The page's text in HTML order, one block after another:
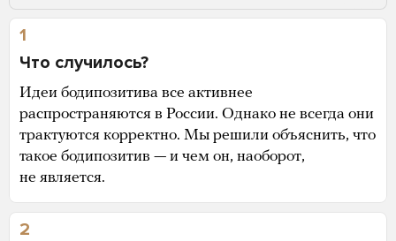
1
Что случилось?
Идеи бодипозитива все активнее
распространяются в России. Однако не всегда они
трактуются корректно. Мы решили объяснить, что
такое бодипозитив — и чем он, наоборот,
не является.
2